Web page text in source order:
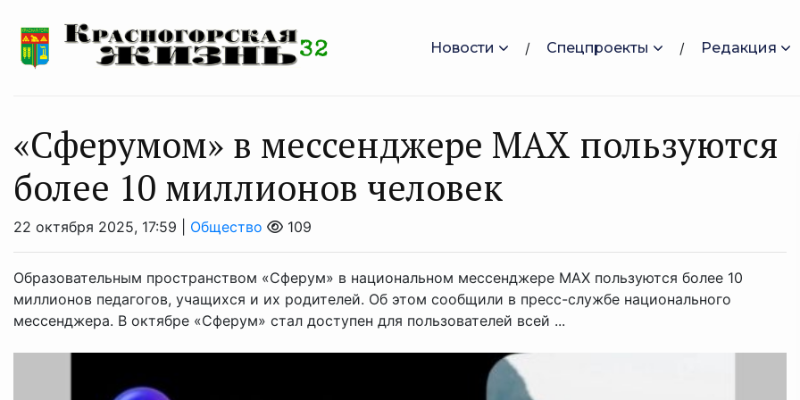
Новости Спецпроекты Редакция
«Сферумом» в мессенджере МАХ пользуются
более 10 миллионов человек
22 октября 2025, 17:59 | Общество 109
Образовательным пространством «Сферум» в национальном мессенджере MAX пользуются более 10
миллионов педагогов, учащихся и их родителей. Об этом сообщили в пресс-службе национального
мессенджера. В октябре «Сферум» стал доступен для пользователей всей ...